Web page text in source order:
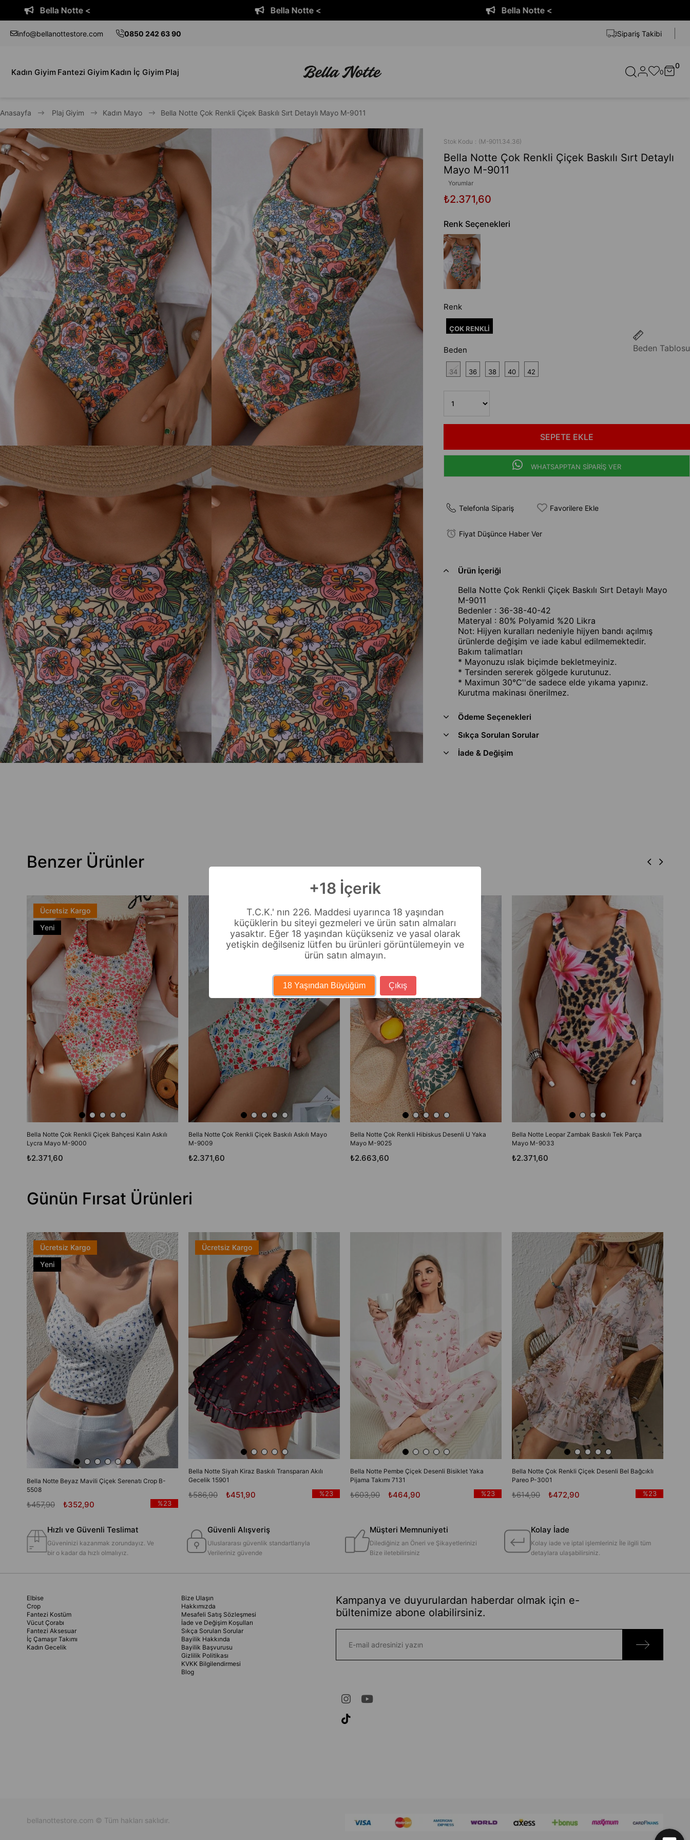
info@bellanottestore.com 0850 242 63 90 Sipariş Takibi
Kadın Giyim Fantezi Giyim Kadın İç Giyim Plaj 0
0
Anasayfa Plaj Giyim Kadın Mayo Bella Notte Çok Renkli Çiçek Baskılı Sırt Detaylı Mayo M-9011
Stok Kodu (M-9011.34.36)
Bella Notte Çok Renkli Çiçek Baskılı Sırt Detaylı
Mayo M-9011
Yorumlar
₺2.371,60
Renk Seçenekleri
Beden Tablosu
Renk
ÇOK RENKLİ
Beden
34 36 38 40 42
WHATSAPPTAN SİPARİŞ VER
Telefonla Sipariş Favorilere Ekle
Fiyat Düşünce Haber Ver
Ürün İçeriği
Bella Notte Çok Renkli Çiçek Baskılı Sırt Detaylı Mayo
M-9011
Bedenler : 36-38-40-42
Materyal : 80% Polyamid %20 Likra
Not: Hijyen kuralları nedeniyle hijyen bandı açılmış
ürünlerde değişim ve iade kabul edilmemektedir.
Bakım talimatları
* Mayonuzu ıslak biçimde bekletmeyiniz.
* Tersinden sererek gölgede kurutunuz.
* Maximun 30°C''de sadece elde yıkama yapınız.
Kurutma makinası önerilmez.
Ödeme Seçenekleri
Sıkça Sorulan Sorular
İade & Değişim
Benzer Ürünler
Bella Notte Çok Renkli Çiçek Bahçesi Kalın Askılı
Lycra Mayo M-9000
₺2.371,60
Ücretsiz Kargo
Yeni
Ürün
Bella Notte Çok Renkli Çiçek Baskılı Askılı Mayo
M-9009
₺2.371,60
Bella Notte Çok Renkli Hibiskus Desenli U Yaka
Mayo M-9025
₺2.663,60
Bella Notte Leopar Zambak Baskılı Tek Parça
Mayo M-9033
₺2.371,60
Günün Fırsat Ürünleri
Bella Notte Beyaz Mavili Çiçek Serenatı Crop B-
5508
₺352,90
₺457,90 %23
Ücretsiz Kargo
Yeni
Ürün
Bella Notte Siyah Kiraz Baskılı Transparan Akılı
Gecelik 15901
₺451,90
₺586,90 %23
Ücretsiz Kargo
Bella Notte Pembe Çiçek Desenli Bisiklet Yaka
Pijama Takımı 7131
₺464,90
₺603,90 %23
Bella Notte Çok Renkli Çiçek Desenli Bel Bağcıklı
Pareo P-3001
₺472,90
₺614,90 %23
Hızlı ve Güvenli Teslimat
Güveninizi kazanmak zorundayız. Ve
bir o kadar da hızlı olmalıyız.
Güvenli Alışveriş
Uluslararası güvenlik standartlarıyla
Verileriniz güvende
Müşteri Memnuniyeti
Dilediğiniz an Öneri ve Şikayetlerinizi
Bize iletebilirsiniz
Kolay İade
Kolay iade ve iptal işlemleriniz İle ilgili tüm
detaylara ulaşabilirsiniz.
Elbise
Crop
Fantezi Kostüm
Vücut Çorabı
Fantezi Aksesuar
İç Çamaşır Takımı
Kadın Gecelik
Bize Ulaşın
Hakkımızda
Mesafeli Satış Sözleşmesi
İade ve Değişim Koşulları
Sıkça Sorulan Sorular
Bayilik Hakkında
Bayilik Başvurusu
Gizlilik Politikası
KVKK Bilgilendirmesi
Blog
Kampanya ve duyurulardan haberdar olmak için e-
bültenimize abone olabilirsiniz.
bellanottestore.com © Tüm hakları saklıdır.
+18 İçerik
T.C.K.' nın 226. Maddesi uyarınca 18 yaşından
küçüklerin bu siteyi gezmeleri ve ürün satın almaları
yasaktır. Eğer 18 yaşından küçükseniz ve yasal olarak
yetişkin değilseniz lütfen bu ürünleri görüntülemeyin ve
ürün satın almayın.
18 Yaşından Büyüğüm Çıkış